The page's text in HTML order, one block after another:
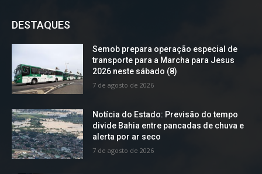
DESTAQUES
Semob prepara operação especial de
transporte para a Marcha para Jesus
2026 neste sábado (8)
7 de agosto de 2026
Notícia do Estado: Previsão do tempo
divide Bahia entre pancadas de chuva e
alerta por ar seco
7 de agosto de 2026